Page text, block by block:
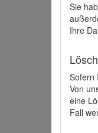
Sie
Ihre
Sofern
Von
eine
Fall